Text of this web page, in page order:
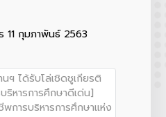
11 กุมภาพันธ์ 2563